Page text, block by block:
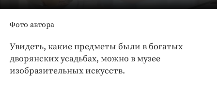
Блоги
Издания
Интересное чтиво
Клиника года
Фото автора
Увидеть, какие предметы были в богатых
дворянских усадьбах, можно в музее
изобразительных искусств.